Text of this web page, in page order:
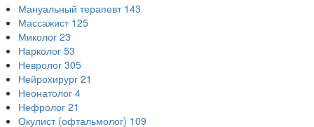
Мануальный терапевт 143
Массажист 125
Миколог 23
Нарколог 53
Невролог 305
Нейрохирург 21
Неонатолог 4
Нефролог 21
Окулист (офтальмолог) 109